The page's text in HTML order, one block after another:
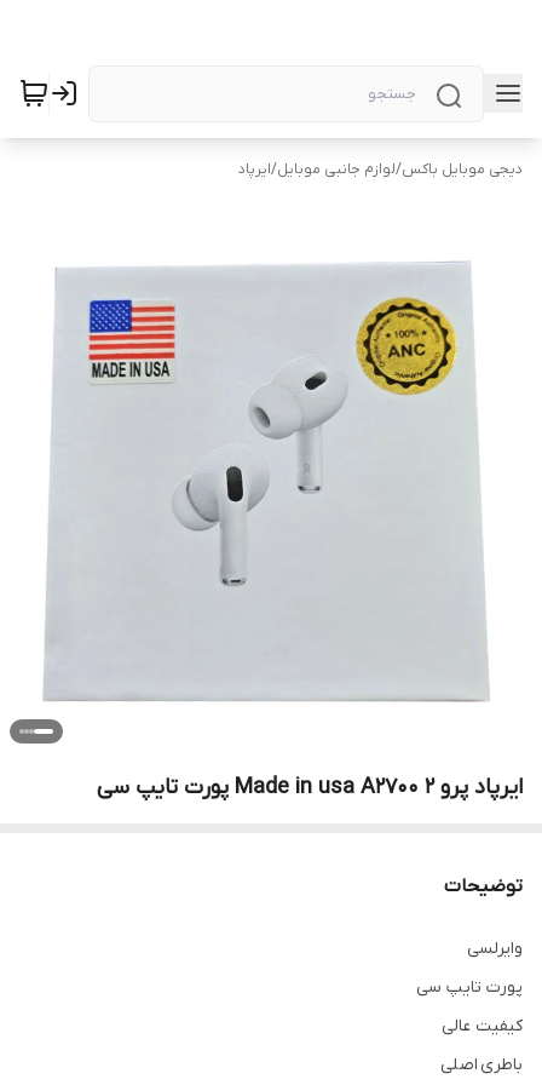
دیجی موبایل باکس/لوازم جانبی موبایل/ایرپاد
ایرپاد پرو 2 Made in usa A2700 پورت تایپ سی
توضیحات
وایرلسی
پورت تایپ سی
کیفیت عالی
باطری اصلی